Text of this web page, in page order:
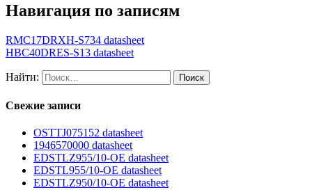
Навигация по записям
RMC17DRXH-S734 datasheet
HBC40DRES-S13 datasheet
Найти:
Свежие записи
OSTTJ075152 datasheet
1946570000 datasheet
EDSTLZ955/10-OE datasheet
EDSTL955/10-OE datasheet
EDSTLZ950/10-OE datasheet